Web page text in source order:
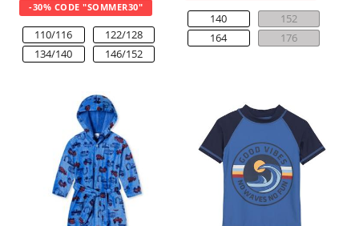
-30% CODE "SOMMER30"
110/116
122/128
134/140
146/152
140
152
164
176